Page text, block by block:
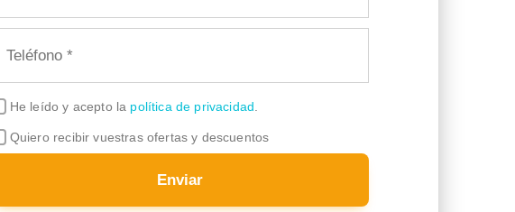
He leído y acepto la política de privacidad.
Quiero recibir vuestras ofertas y descuentos
Enviar